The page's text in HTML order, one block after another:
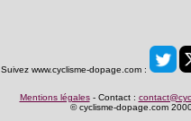
Suivez www.cyclisme-dopage.com :
Mentions légales- Contact :
© cyclisme-dopage.com